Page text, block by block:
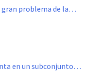
gran problema de la…
en un subconjunto…